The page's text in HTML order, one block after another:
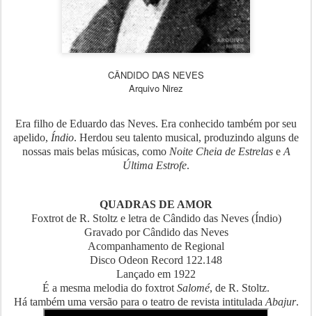
CÂNDIDO DAS NEVES
Arquivo Nirez
Era filho de Eduardo das Neves. Era conhecido também por seu
apelido, Índio. Herdou seu talento musical, produzindo alguns de
nossas mais belas músicas, como Noite Cheia de Estrelase A
Última Estrofe.
QUADRAS DE AMOR
Foxtrot de R. Stoltz e letra de Cândido das Neves (Índio)
Gravado por Cândido das Neves
Acompanhamento de Regional
Disco Odeon Record 122.148
Lançado em 1922
É a mesma melodia do foxtrot Salomé, de R. Stoltz.
Há também uma versão para o teatro de revista intitulada Abajur.